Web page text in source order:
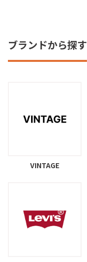
ブランドから探す
VINTAGE